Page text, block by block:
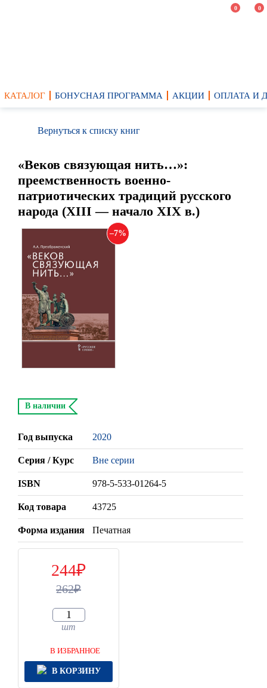
0 0
КАТАЛОГ БОНУСНАЯ ПРОГРАММА АКЦИИ ОПЛАТА И
Вернуться к списку книг
«Веков связующая нить…»:
преемственность военно-
патриотических традиций русского
народа (XIII — начало XIX в.)
7
В наличии
Год выпуска 2020
Серия / Курс Вне серии
ISBN 978-5-533-01264-5
Код товара 43725
Форма издания Печатная
244
262
шт
В ИЗБРАННОЕ
В КОРЗИНУ